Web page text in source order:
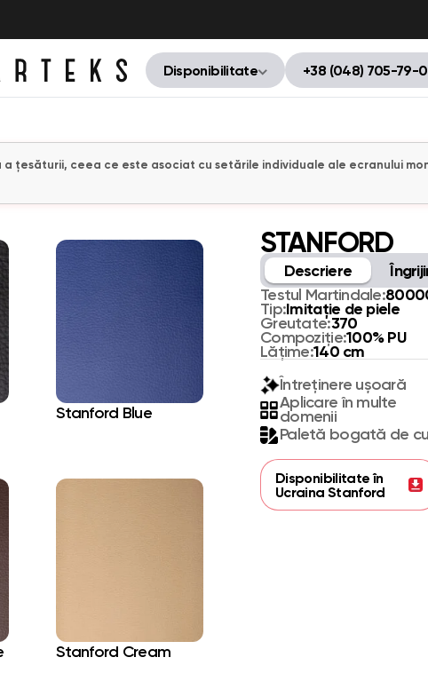
Disponibilitate +38 (048) 705-79-
țesăturii, ceea ce este asociat cu setările individuale ale ecranului
Stanford Blue
Stanford Cream
STANFORD
Descriere
Testul Martindale:
Tip:Imitaţie de piele
Greutate:370
Compoziție:100% PU
Lățime:140 cm
Întreținere ușoară
Aplicare în multe
domenii
Paletă bogată de
Disponibilitate în
Ucraina Stanford